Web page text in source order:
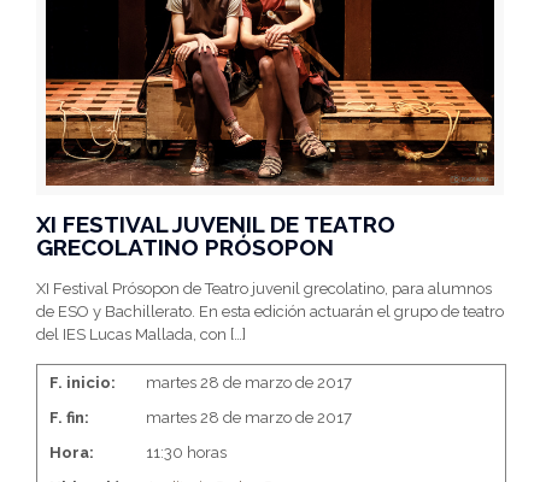
XI FESTIVAL JUVENIL DE TEATRO
GRECOLATINO PRÓSOPON
XI Festival Prósopon de Teatro juvenil grecolatino, para alumnos
de ESO y Bachillerato. En esta edición actuarán el grupo de teatro
del IES Lucas Mallada, con […]
F. inicio:
martes 28 de marzo de 2017
F. fin:
martes 28 de marzo de 2017
Hora:
11:30 horas